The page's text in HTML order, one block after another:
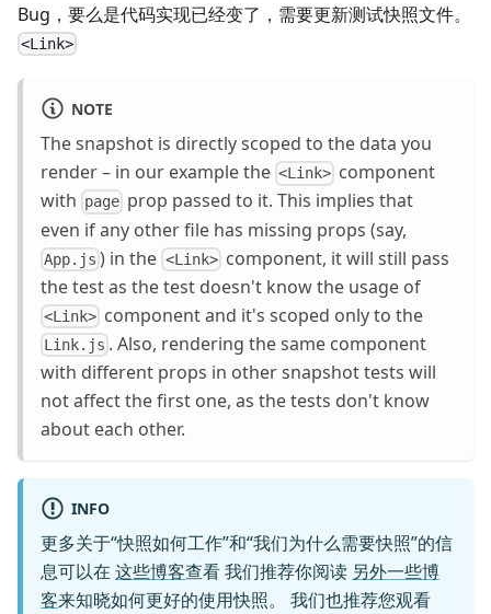
Bug，要么是代码实现已经变了，需要更新测试快照文件。
<Link>
NOTE
The snapshot is directly scoped to the data you
render – in our example the <Link> component
with page prop passed to it. This implies that
even if any other file has missing props (say,
App.js ) in the <Link>component, it will still pass
the test as the test doesn't know the usage of
<Link> component and it's scoped only to the
Link.js . Also, rendering the same component
with different props in other snapshot tests will
not affect the first one, as the tests don't know
about each other.
INFO
更多关于“快照如何工作”和“我们为什么需要快照”的信
息可以在这些博客查看 我们推荐你阅读 另外一些博
客来知晓如何更好的使用快照。 我们也推荐您观看